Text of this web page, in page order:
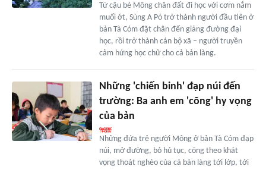
Từ cậu bé Mông chân đất đi học với cơm nắm
muối ớt, Sùng A Pó trở thành người đầu tiên ở
bản Tà Cóm đặt chân đến giảng đường đại
học, rồi trở thành cán bộ xã – người truyền
cảm hứng học chữ cho cả bản làng.
Những 'chiến binh' đạp núi đến
trường: Ba anh em 'cõng' hy vọng
của bản
Những đứa trẻ người Mông ở bản Tà Cóm đạp
núi, mở đường, bỏ hủ tục, cõng theo khát
vọng thoát nghèo của cả bản làng tới lớp, tới